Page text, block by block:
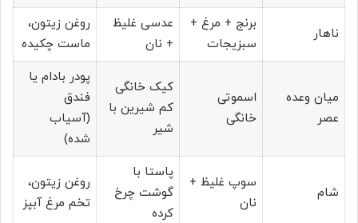
ناهار
برنج + مرغ +
سبزیجات
عدسی غلیظ
+ نان
روغن زیتون،
ماست چکیده
میان وعده
عصر
اسموتی
خانگی
کیک خانگی
کم شیرین با
شیر
پودر بادام یا
فندق
(آسیاب
شده)
شام
سوپ غلیظ +
نان
پاستا با
گوشت چرخ
کرده
روغن زیتون،
تخم مرغ آبپز